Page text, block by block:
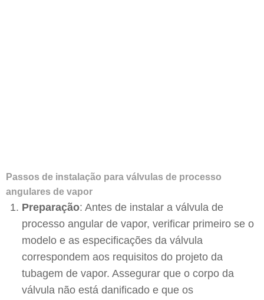
Passos de instalação para válvulas de processo
angulares de vapor
Preparação: Antes de instalar a válvula de
processo angular de vapor, verificar primeiro se o
modelo e as especificações da válvula
correspondem aos requisitos do projeto da
tubagem de vapor. Assegurar que o corpo da
válvula não está danificado e que os